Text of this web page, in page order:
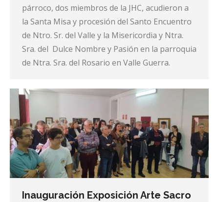
párroco, dos miembros de la JHC, acudieron a
la Santa Misa y procesión del Santo Encuentro
de Ntro. Sr. del Valle y la Misericordia y Ntra.
Sra. del Dulce Nombre y Pasión en la parroquia
de Ntra. Sra. del Rosario en Valle Guerra.
Inauguración Exposición Arte Sacro